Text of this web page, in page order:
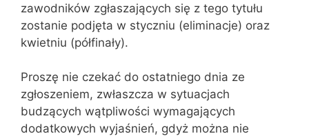
zawodników zgłaszających się z tego tytułu
zostanie podjęta w styczniu (eliminacje) oraz
kwietniu (półfinały).
Proszę nie czekać do ostatniego dnia ze
zgłoszeniem, zwłaszcza w sytuacjach
budzących wątpliwości wymagających
dodatkowych wyjaśnień, gdyż można nie